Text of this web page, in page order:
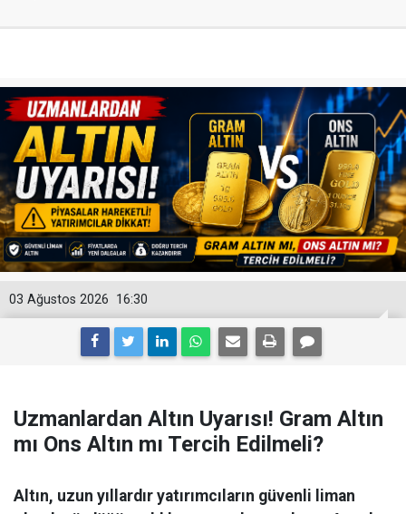
16:30
03 Ağustos 2026
Uzmanlardan Altın Uyarısı! Gram Altın
mı Ons Altın mı Tercih Edilmeli?
Altın, uzun yıllardır yatırımcıların güvenli liman